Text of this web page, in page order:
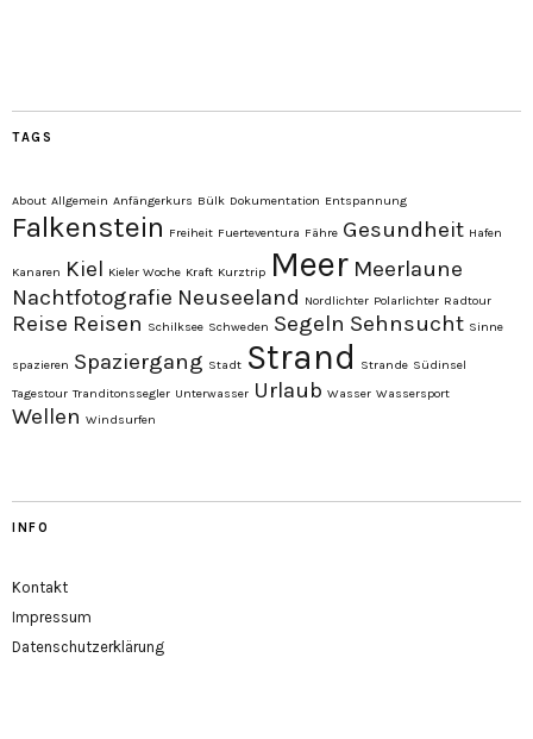
TAGS
About Allgemein Anfängerkurs Bülk Dokumentation Entspannung
Falkenstein Freiheit Fuerteventura Fähre Gesundheit Hafen
Kanaren Kiel Kieler Woche Kraft Kurztrip Meer Meerlaune
Nachtfotografie Neuseeland Nordlichter Polarlichter Radtour
Reise Reisen Schilksee Schweden Segeln Sehnsucht Sinne
spazieren Spaziergang Stadt Strand Strande Südinsel
Tagestour Tranditonssegler Unterwasser Urlaub Wasser Wassersport
Wellen Windsurfen
INFO
Kontakt
Impressum
Datenschutzerklärung